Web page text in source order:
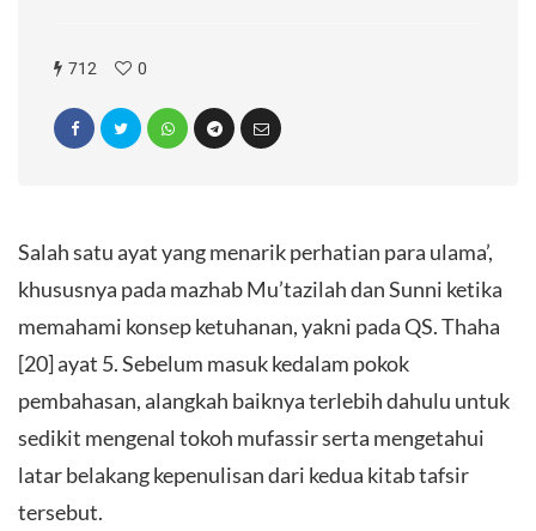
712 0
Salah satu ayat yang menarik perhatian para ulama’,
khususnya pada mazhab Mu’tazilah dan Sunni ketika
memahami konsep ketuhanan, yakni pada QS. Thaha
[20] ayat 5. Sebelum masuk kedalam pokok
pembahasan, alangkah baiknya terlebih dahulu untuk
sedikit mengenal tokoh mufassir serta mengetahui
latar belakang kepenulisan dari kedua kitab tafsir
tersebut.